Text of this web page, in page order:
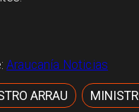
Araucanía Noticias
ARRAU